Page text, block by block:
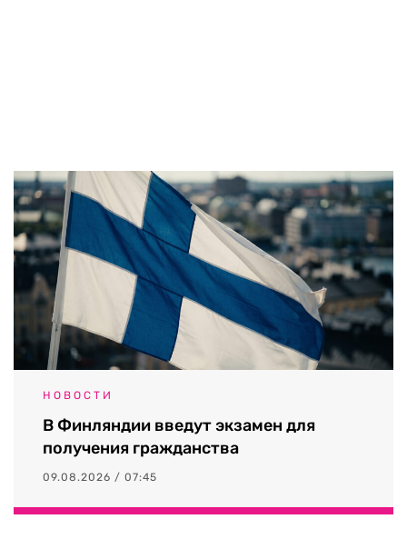
НОВОСТИ
В Финляндии введут экзамен для
получения гражданства
09.08.2026 / 07:45